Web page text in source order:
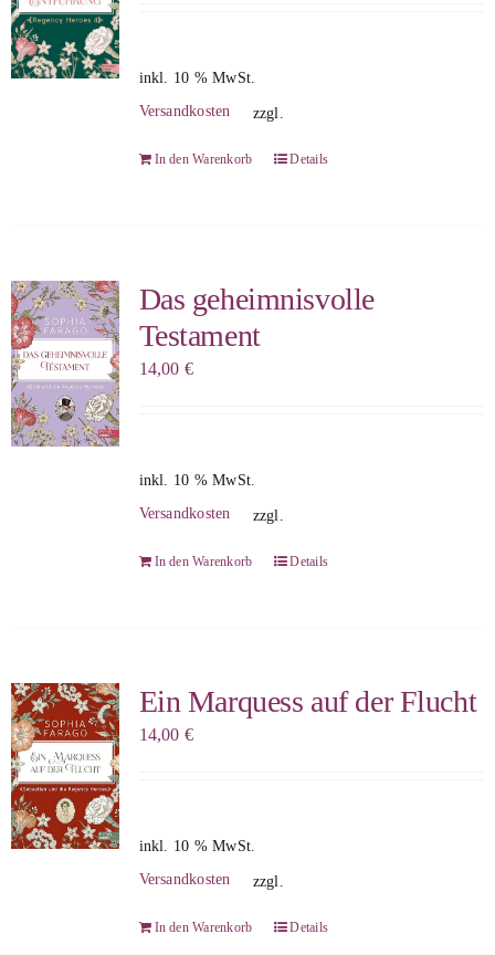
inkl. 10 % MwSt.
zzgl.
Versandkosten
In den Warenkorb Details
Das geheimnisvolle
Testament
14,00 €
inkl. 10 % MwSt.
zzgl.
Versandkosten
In den Warenkorb Details
Ein Marquess auf der Flucht
14,00 €
inkl. 10 % MwSt.
zzgl.
Versandkosten
In den Warenkorb Details